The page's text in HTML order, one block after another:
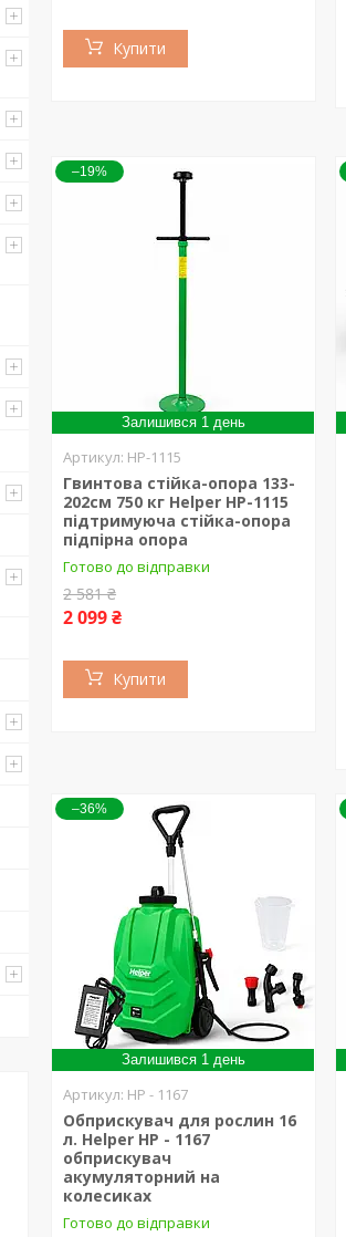
Купити
–19%
Залишився 1 день
HP-1115
Гвинтова стійка-опора 133-
202см 750 кг Helper HP-1115
підтримуюча стійка-опора
підпірна опора
Готово до відправки
2 581 ₴
2 099 ₴
Купити
–36%
Залишився 1 день
HP - 1167
Обприскувач для рослин 16
л. Helper HP - 1167
обприскувач
акумуляторний на
колесиках
Готово до відправки